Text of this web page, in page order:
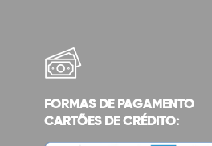
FORMAS DE PAGAMENTO
CARTÕES DE CRÉDITO: